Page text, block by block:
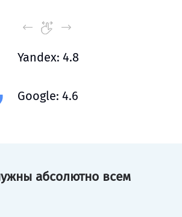
Yandex: 4.8
Google: 4.6
абсолютно всем